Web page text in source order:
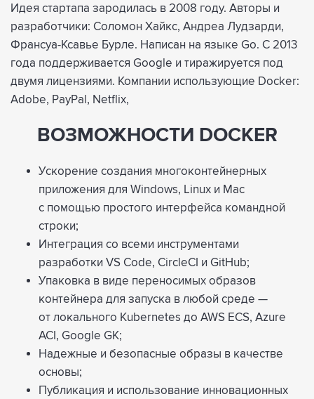
Идея стартапа зародилась в 2008 году. Авторы и
разработчики: Соломон Хайкс, Андреа Лудзарди,
Франсуа-Ксавье Бурле. Написан на языке Go. С 2013
года поддерживается Google и тиражируется под
двумя лицензиями. Компании использующие Docker:
Adobe, PayPal, Netflix,
ВОЗМОЖНОСТИ DOCKER
Ускорение создания многоконтейнерных
приложения для Windows, Linux и Maс
с помощью простого интерфейса командной
строки;
Интеграция со всеми инструментами
разработки VS Code, CircleCI и GitHub;
Упаковка в виде переносимых образов
контейнера для запуска в любой среде —
от локального Kubernetes до AWS ECS, Azure
ACI, Google GK;
Надежные и безопасные образы в качестве
основы;
Публикация и использование инновационных